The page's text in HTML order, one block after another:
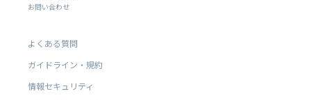
よくある質問
ガイドライン・規約
情報セキュリティ
お問い合わせ